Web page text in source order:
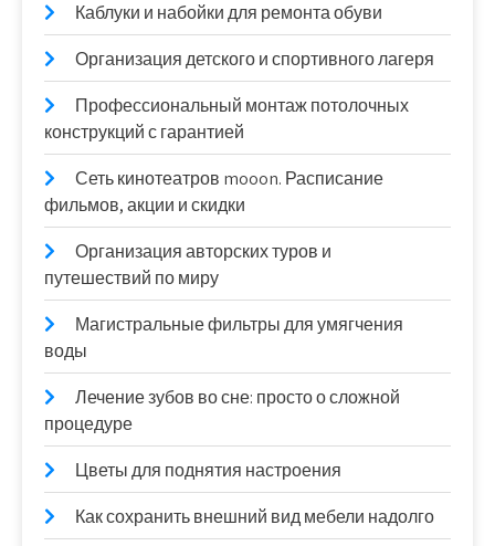
Каблуки и набойки для ремонта обуви
Организация детского и спортивного лагеря
Профессиональный монтаж потолочных
конструкций с гарантией
Сеть кинотеатров mooon. Расписание
фильмов, акции и скидки
Организация авторских туров и
путешествий по миру
Магистральные фильтры для умягчения
воды
Лечение зубов во сне: просто о сложной
процедуре
Цветы для поднятия настроения
Как сохранить внешний вид мебели надолго